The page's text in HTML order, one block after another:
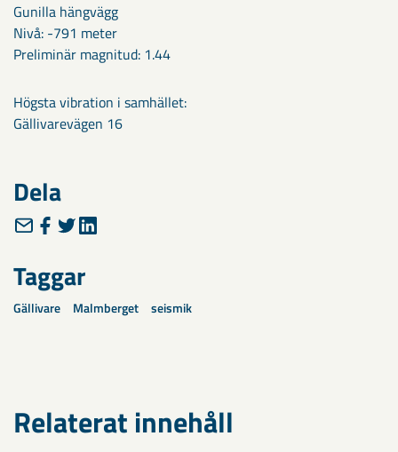
Gunilla hängvägg
Nivå: -791 meter
Preliminär magnitud: 1.44
Högsta vibration i samhället:
Gällivarevägen 16
Dela
Taggar
Gällivare Malmberget seismik
Relaterat innehåll